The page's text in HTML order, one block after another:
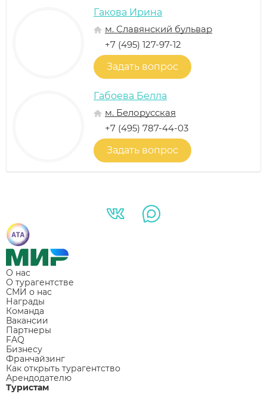
Гакова Ирина
м. Славянский бульвар
+7 (495) 127-97-12
Задать вопрос
Габоева Белла
м. Белорусская
+7 (495) 787-44-03
Задать вопрос
О нас
О турагентстве
СМИ о нас
Награды
Команда
Вакансии
Партнеры
FAQ
Бизнесу
Франчайзинг
Как открыть турагентство
Арендодателю
Туристам